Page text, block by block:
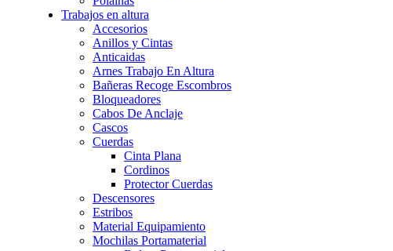
Trabajos en altura
Accesorios
Anillos y Cintas
Anticaidas
Arnes Trabajo En Altura
Bañeras Recoge Escombros
Bloqueadores
Cabos De Anclaje
Cascos
Cuerdas
Cinta Plana
Cordinos
Protector Cuerdas
Descensores
Estribos
Material Equipamiento
Mochilas Portamaterial